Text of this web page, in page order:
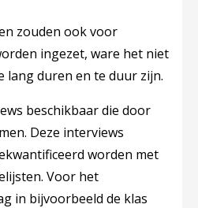
zouden ook voor
ingezet, ware het niet
lang duren en te duur zijn.
beschikbaar die door
Deze interviews
worden met
Voor het
in bijvoorbeeld de klas